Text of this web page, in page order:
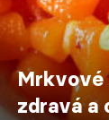
Mrkvové
zdravá a